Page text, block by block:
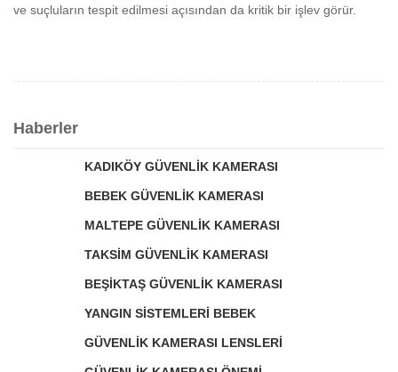
ve suçluların tespit edilmesi açısından da kritik bir işlev görür.
Haberler
KADIKÖY GÜVENLİK KAMERASI
BEBEK GÜVENLİK KAMERASI
MALTEPE GÜVENLİK KAMERASI
TAKSİM GÜVENLİK KAMERASI
BEŞİKTAŞ GÜVENLİK KAMERASI
YANGIN SİSTEMLERİ BEBEK
GÜVENLİK KAMERASI LENSLERİ